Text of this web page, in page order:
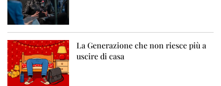
La Generazione che non riesce più a
uscire di casa